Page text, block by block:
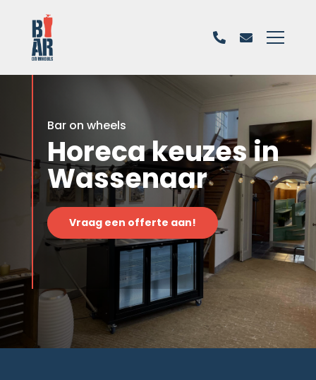
Bar on wheels
Horeca keuzes in
Wassenaar
Vraag een offerte aan!